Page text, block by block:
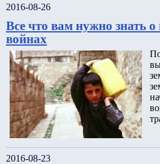
2016-08-26
Все что вам нужно знать
войнах
2016-08-23